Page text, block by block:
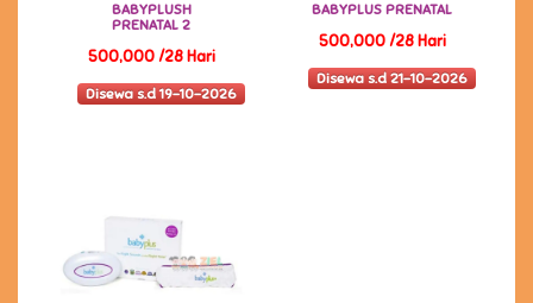
BABYPLUSH
PRENATAL 2
500,000 /28 Hari
Disewa s.d 19-10-2026
BABYPLUS PRENATAL
500,000 /28 Hari
Disewa s.d 21-10-2026